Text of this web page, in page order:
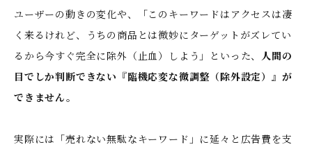
ユーザーの動きの変化や、「このキーワードはアクセスは凄
く来るけれど、うちの商品とは微妙にターゲットがズレてい
るから今すぐ完全に除外（止血）しよう」といった、 人間の
目でしか判断できない『臨機応変な微調整（除外設定）』が
できません。
実際には「売れない無駄なキーワード」に延々と広告費を支